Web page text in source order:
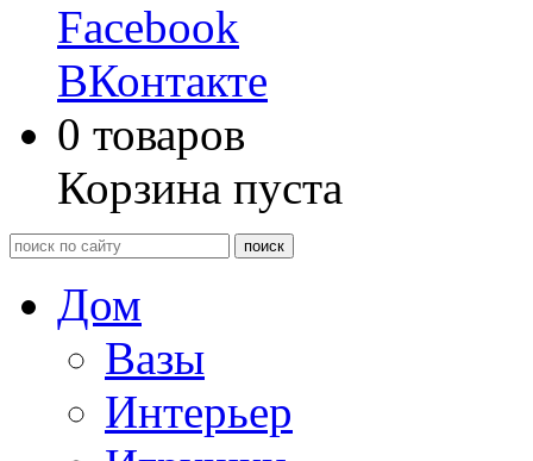
Facebook
ВКонтакте
0 товаров
Корзина пуста
Дом
Вазы
Интерьер